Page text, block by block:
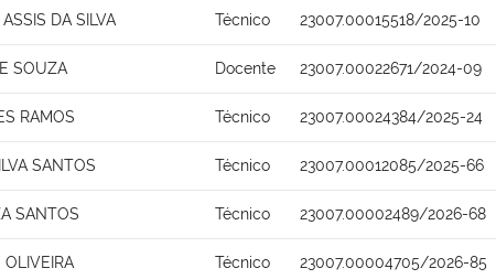
DA SILVA Técnico 23007.00015518/2025-10
SOUZA Docente 23007.00022671/2024-09
RAMOS Técnico 23007.00024384/2025-24
SANTOS Técnico 23007.00012085/2025-66
SANTOS Técnico 23007.00002489/2026-68
OLIVEIRA Técnico 23007.00004705/2026-85